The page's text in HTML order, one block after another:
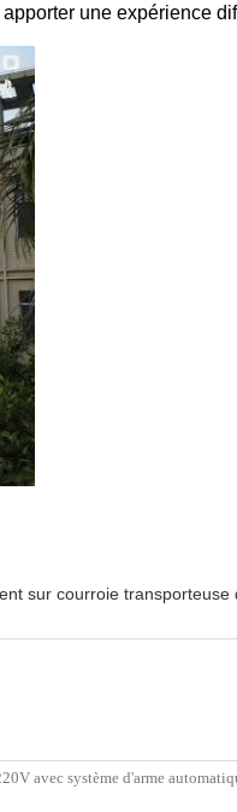
une expérience
sur courroie transporteuse